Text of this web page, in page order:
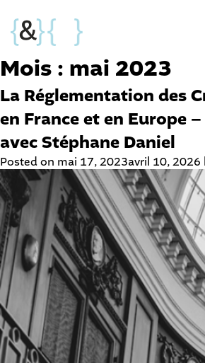
Mois : mai 2023
La Réglementation des
en France et en Europe
avec Stéphane Daniel
Posted on mai 17, 2023avril 10, 2026